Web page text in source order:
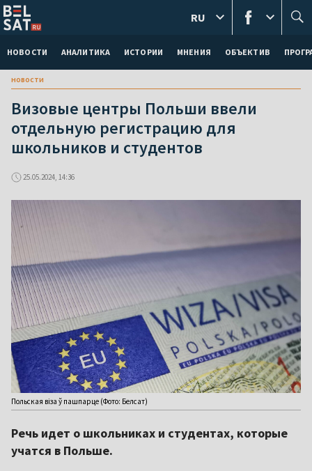
НОВОСТИ АНАЛИТИКА ИСТОРИИ МНЕНИЯ ОБЪЕКТИВ
RU
новости
Визовые центры Польши ввели
отдельную регистрацию для
школьников и студентов
25.05.2024, 14:36
Польская віза ў пашпарце (Фото: Белсат)
Речь идет о школьниках и студентах, которые
учатся в Польше.